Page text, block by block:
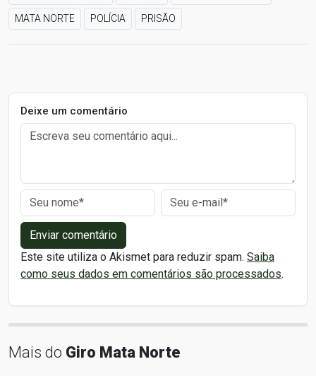
MATA NORTE POLÍCIA PRISÃO
Deixe um comentário
Enviar comentário
Este site utiliza o Akismet para reduzir spam. Saiba
como seus dados em comentários são processados.
Mais do Giro Mata Norte